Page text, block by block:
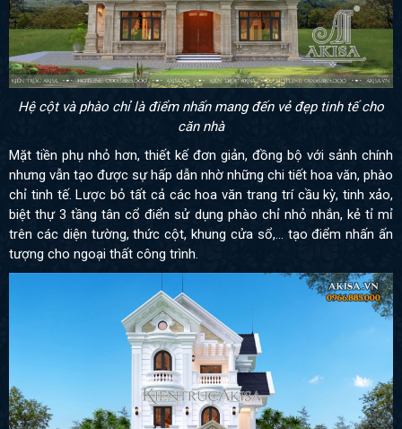
Hệ cột và phào chỉ là điểm nhấn mang đến vẻ đẹp tinh tế cho
căn nhà
Mặt tiền phụ nhỏ hơn, thiết kế đơn giản, đồng bộ với sảnh chính
nhưng vẫn tạo được sự hấp dẫn nhờ những chi tiết hoa văn, phào
chỉ tinh tế. Lược bỏ tất cả các hoa văn trang trí cầu kỳ, tinh xảo,
biệt thự 3 tầng tân cổ điển sử dụng phào chỉ nhỏ nhắn, kẻ tỉ mỉ
trên các diện tường, thức cột, khung cửa sổ,... tạo điểm nhấn ấn
tượng cho ngoại thất công trình.